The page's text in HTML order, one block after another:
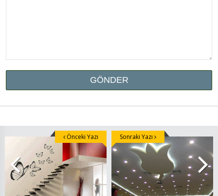
Önceki Yazı Sonraki Yazı